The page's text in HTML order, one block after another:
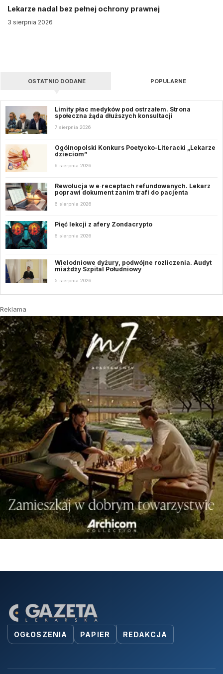
Lekarze nadal bez pełnej ochrony prawnej
3 sierpnia 2026
OSTATNIO DODANE POPULARNE
Limity płac medyków pod ostrzałem. Strona
społeczna żąda dłuższych konsultacji
7 sierpnia 2026
Ogólnopolski Konkurs Poetycko-Literacki „Lekarze
dzieciom”
6 sierpnia 2026
Rewolucja w e‑receptach refundowanych. Lekarz
poprawi dokument zanim trafi do pacjenta
6 sierpnia 2026
Pięć lekcji z afery Zondacrypto
6 sierpnia 2026
Wielodniowe dyżury, podwójne rozliczenia. Audyt
miażdży Szpital Południowy
5 sierpnia 2026
Reklama
OGŁOSZENIA PAPIER REDAKCJA